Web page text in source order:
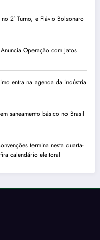
2º Turno, e Flávio Bolsonaro
Operação com Jatos
entra na agenda da indústria
saneamento básico no Brasil
termina nesta quarta-
calendário eleitoral